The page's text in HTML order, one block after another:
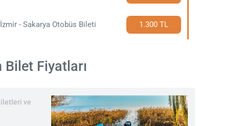
İzmir - Sakarya Otobüs Bileti 1.300 TL
Fiyatları
ve